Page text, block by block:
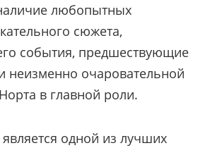
любопытных
сюжета,
события, предшествующие
неизменно очаровательной
в главной роли.
является одной из лучших